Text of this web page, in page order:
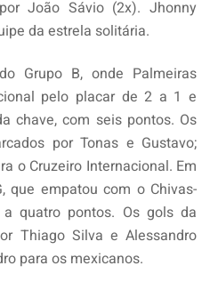
João Sávio (2x). Jhonny
da estrela solitária.
Grupo B, onde Palmeiras
pelo placar de 2 a 1 e
chave, com seis pontos. Os
por Tonas e Gustavo;
o Cruzeiro Internacional. Em
que empatou com o Chivas-
quatro pontos. Os gols da
Thiago Silva e Alessandro
para os mexicanos.